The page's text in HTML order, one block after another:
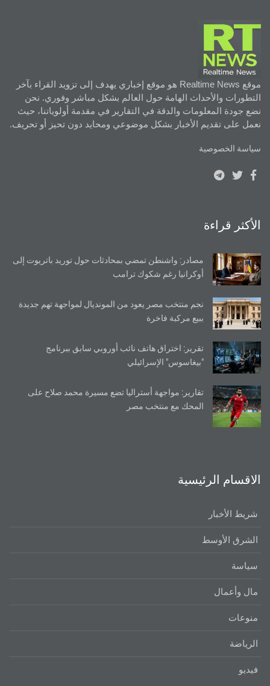
موقع Realtime News هو موقع إخباري يهدف إلى تزويد القراء بآخر
التطورات والأحداث الهامة حول العالم بشكل مباشر وفوري. نحن
نضع جودة المعلومات والدقة في التقارير في مقدمة أولوياتنا، حيث
نعمل على تقديم الأخبار بشكل موضوعي ومحايد دون تحيز أو تحريف.
سياسة الخصوصية
الأكثر قراءة
مصادر: واشنطن تمضي بمحادثات حول توريد باتريوت إلى
أوكرانيا رغم شكوك ترامب
نجم منتخب مصر يعود من المونديال لمواجهة تهم جديدة
ببيع مركبة فاخرة
تقرير: اختراق هاتف نائب أوروبي سابق ببرنامج
"بيغاسوس" الإسرائيلي
تقارير: مواجهة أستراليا تضع مسيرة محمد صلاح على
المحك مع منتخب مصر
الاقسام الرئيسية
شريط الأخبار
الشرق الأوسط
سياسة
مال وأعمال
منوعات
الرياضة
فيديو